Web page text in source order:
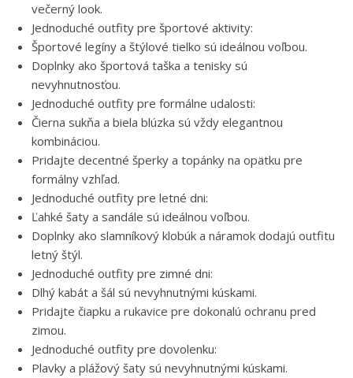
večerný look.
Jednoduché outfity pre športové aktivity:
Športové legíny a štýlové tielko sú ideálnou voľbou.
Doplnky ako športová taška a tenisky sú
nevyhnutnosťou.
Jednoduché outfity pre formálne udalosti:
Čierna sukňa a biela blúzka sú vždy elegantnou
kombináciou.
Pridajte decentné šperky a topánky na opätku pre
formálny vzhľad.
Jednoduché outfity pre letné dni:
Ľahké šaty a sandále sú ideálnou voľbou.
Doplnky ako slamníkový klobúk a náramok dodajú outfitu
letný štýl.
Jednoduché outfity pre zimné dni:
Dlhý kabát a šál sú nevyhnutnými kúskami.
Pridajte čiapku a rukavice pre dokonalú ochranu pred
zimou.
Jednoduché outfity pre dovolenku:
Plavky a plážový šaty sú nevyhnutnými kúskami.